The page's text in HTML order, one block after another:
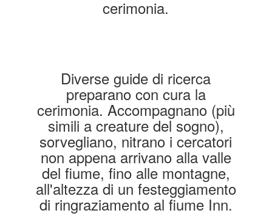
cerimonia.
Diverse guide di ricerca
preparano con cura la
cerimonia. Accompagnano (più
simili a creature del sogno),
sorvegliano, nitrano i cercatori
non appena arrivano alla valle
del fiume, fino alle montagne,
all'altezza di un festeggiamento
di ringraziamento al fiume Inn.